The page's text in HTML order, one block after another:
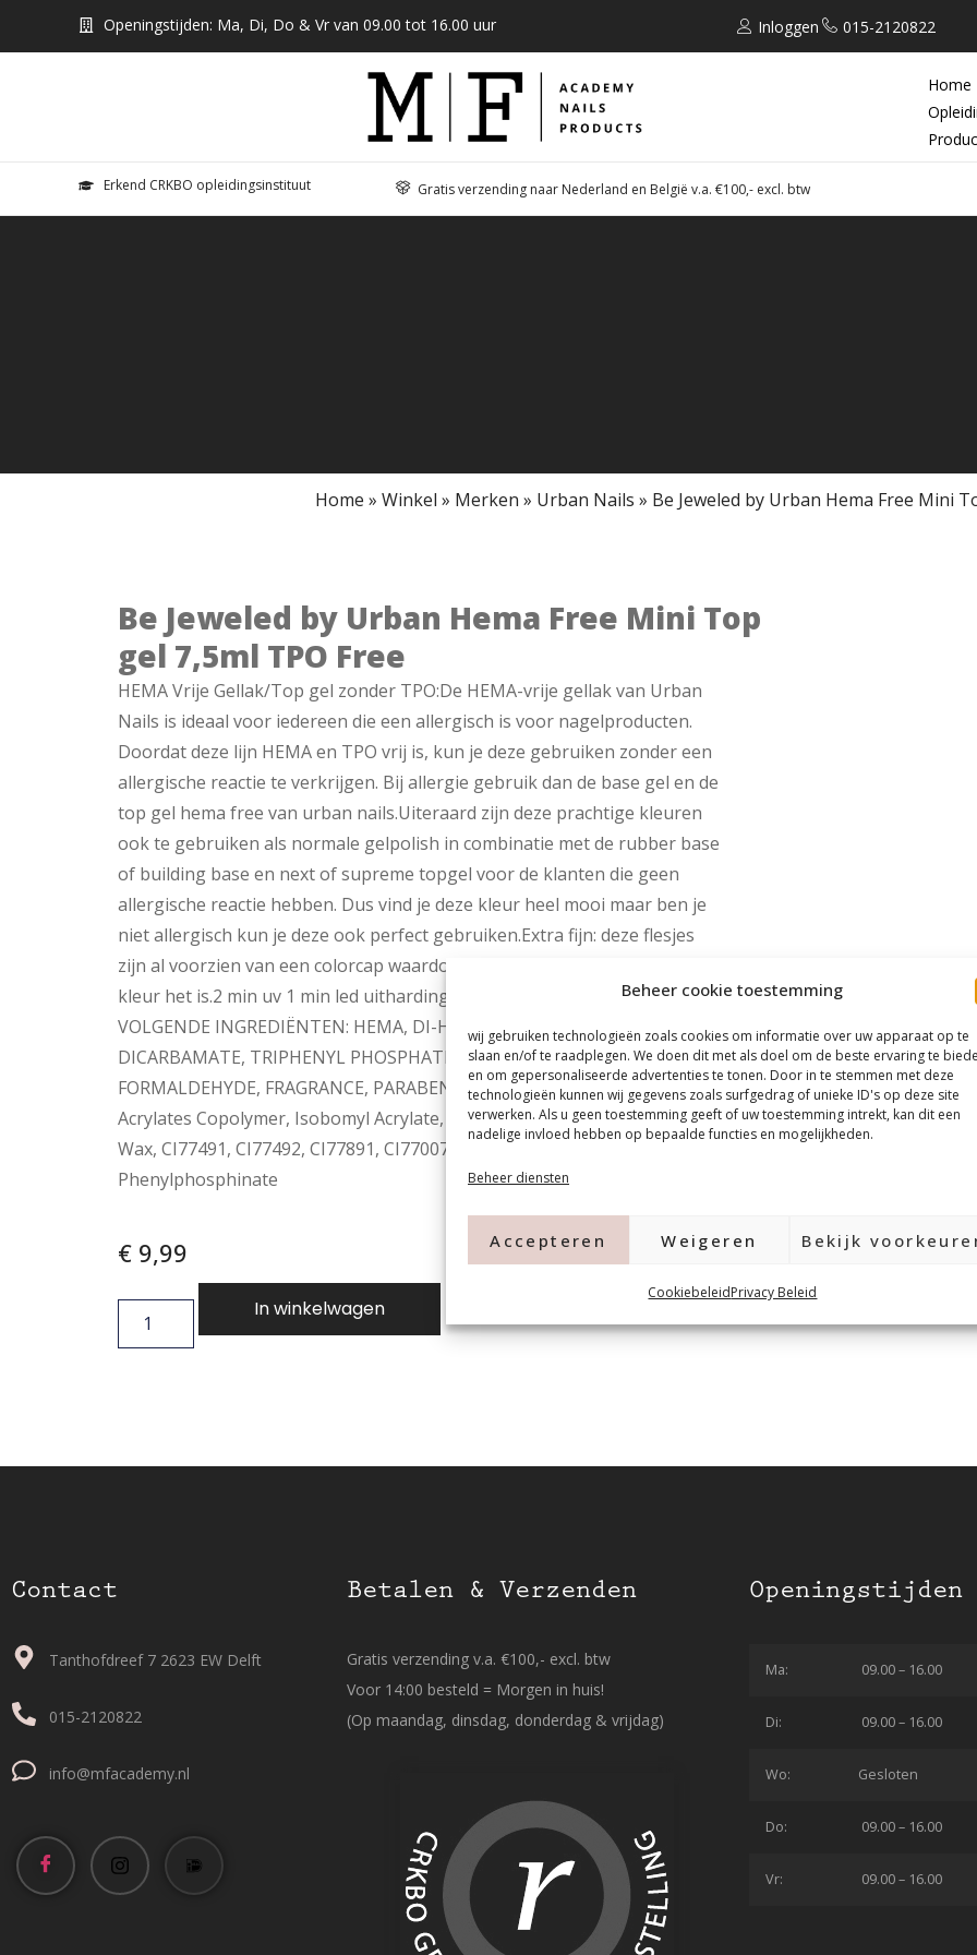
Beheer cookie toestemming
wij gebruiken technologieën zoals cookies om informatie over uw apparaat op te
slaan en/of te raadplegen. We doen dit met als doel om de beste ervaring te
en om gepersonaliseerde advertenties te tonen. Door in te stemmen met deze
technologieën kunnen wij gegevens zoals surfgedrag of unieke ID's op deze site
verwerken. Als u geen toestemming geeft of uw toestemming intrekt, kan dit een
nadelige invloed hebben op bepaalde functies en mogelijkheden.
Beheer diensten
Accepteren Weigeren Bekijk
CookiebeleidPrivacy Beleid
Openingstijden: Ma, Di, Do & Vr van 09.00 tot 16.00 uur Inloggen 015-2120822
Home
Erkend CRKBO opleidingsinstituut Gratis verzending naar Nederland en België v.a. €100,- excl. btw
Home » Winkel » Merken » Urban Nails » Be Jeweled by Urban Hema Free Mini
Be Jeweled by Urban Hema Free Mini Top
gel 7,5ml TPO Free
HEMA Vrije Gellak/Top gel zonder TPO:De HEMA-vrije gellak van Urban
Nails is ideaal voor iedereen die een allergisch is voor nagelproducten.
Doordat deze lijn HEMA en TPO vrij is, kun je deze gebruiken zonder een
allergische reactie te verkrijgen. Bij allergie gebruik dan de base gel en de
top gel hema free van urban nails.Uiteraard zijn deze prachtige kleuren
ook te gebruiken als normale gelpolish in combinatie met de rubber base
of building base en next of supreme topgel voor de klanten die geen
allergische reactie hebben. Dus vind je deze kleur heel mooi maar ben je
niet allergisch kun je deze ook perfect gebruiken.Extra fijn: deze flesjes
zijn al voorzien van een colorcap waardoor je perfect kunt zien welke
kleur het is.2 min uv 1 min led uitharding.FREE GELPOLISH IS VRIJ VAN DE
VOLGENDE INGREDIËNTEN: HEMA, DI-HEMA TRIMETHYLHEXYL
DICARBAMATE, TRIPHENYL PHOSPHATE, RESIN, ETHYL TOSYLAMIDE,
FORMALDEHYDE, FRAGRANCE, PARABENS, CAMPHOR, DBPIngrediënten:
Acrylates Copolymer, Isobomyl Acrylate, Dimethicone,Microcrystalline
Wax, CI77491, CI77492, CI77891, CI77007, CI77266, Ethyl Trimethylbenzoyl
Phenylphosphinate
€9,99
In winkelwagen
Contact
Tanthofdreef 7 2623 EW Delft
015-2120822
info@mfacademy.nl
Betalen & Verzenden
Gratis verzending v.a. €100,- excl. btw
Voor 14:00 besteld = Morgen in huis!
(Op maandag, dinsdag, donderdag & vrijdag)
Openingstijden
Ma: 09.00 – 16.00
Di: 09.00 – 16.00
Wo: Gesloten
Do: 09.00 – 16.00
Vr: 09.00 – 16.00